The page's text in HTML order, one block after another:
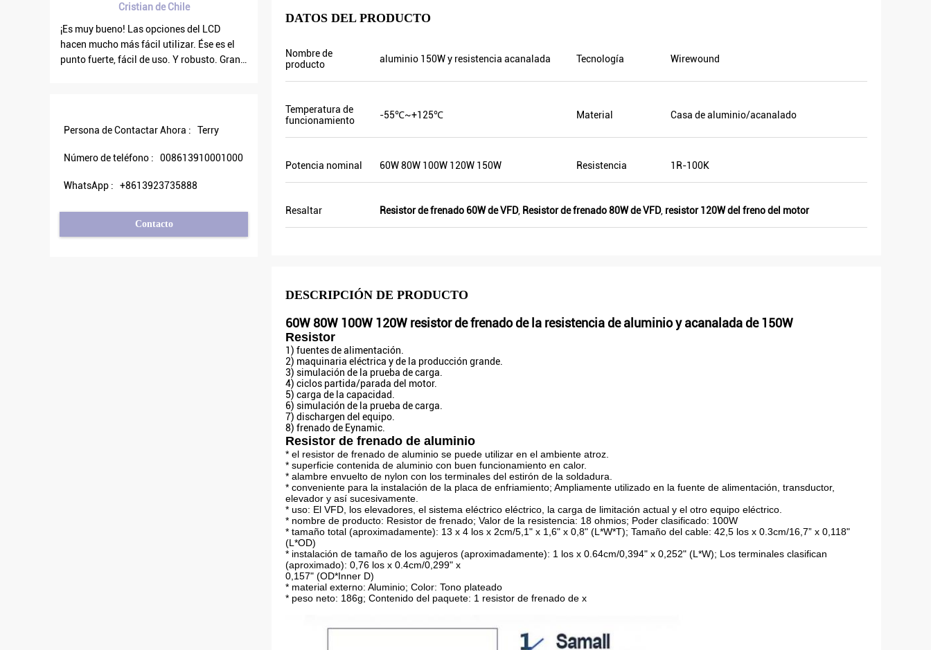
Cristian de Chile
¡Es muy bueno! Las opciones del LCD
hacen mucho más fácil utilizar. Ése es el
punto fuerte, fácil de uso. Y robusto. Gran
También la corriente de salida es menos
más energía.
preparamos algunos productos
este año, hay más de 8. ¡Algunos de ellos
solamente vender Veikong!
Persona de Contactar Ahora : Terry
Número de teléfono : 008613910001000
WhatsApp : +8613923735888
Contacto
DATOS DEL PRODUCTO
Nombre de
producto
aluminio 150W y resistencia acanalada Tecnología Wirewound
Temperatura de
funcionamiento
-55℃~+125℃ Material Casa de aluminio/acanalado
Potencia nominal 60W 80W 100W 120W 150W Resistencia 1R-100K
Resaltar Resistor de frenado 60W de VFD, Resistor de frenado 80W de VFD, resistor 120W del freno del motor
DESCRIPCIÓN DE PRODUCTO
60W 80W 100W 120W resistor de frenado de la resistencia de aluminio y acanalada de 150W
Resistor
1) fuentes de alimentación.
2) maquinaria eléctrica y de la producción grande.
3) simulación de la prueba de carga.
4) ciclos partida/parada del motor.
5) carga de la capacidad.
6) simulación de la prueba de carga.
7) dischargen del equipo.
8) frenado de Eynamic.
Resistor de frenado de aluminio
* el resistor de frenado de aluminio se puede utilizar en el ambiente atroz.
* superficie contenida de aluminio con buen funcionamiento en calor.
* alambre envuelto de nylon con los terminales del estirón de la soldadura.
* conveniente para la instalación de la placa de enfriamiento; Ampliamente utilizado en la fuente de alimentación, transductor,
elevador y así sucesivamente.
* uso: El VFD, los elevadores, el sistema eléctrico eléctrico, la carga de limitación actual y el otro equipo eléctrico.
* nombre de producto: Resistor de frenado; Valor de la resistencia: 18 ohmios; Poder clasificado: 100W
* tamaño total (aproximadamente): 13 x 4 los x 2cm/5,1" x 1,6" x 0,8" (L*W*T); Tamaño del cable: 42,5 los x 0.3cm/16,7” x 0,118"
(L*OD)
* instalación de tamaño de los agujeros (aproximadamente): 1 los x 0.64cm/0,394" x 0,252" (L*W); Los terminales clasifican
(aproximado): 0,76 los x 0.4cm/0,299" x
0,157" (OD*Inner D)
* material externo: Aluminio; Color: Tono plateado
* peso neto: 186g; Contenido del paquete: 1 resistor de frenado de x